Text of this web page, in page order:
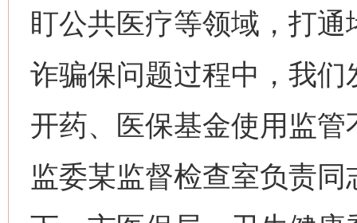
盯公共医疗等领域，打
诈骗保问题过程中，我
开药、医保基金使用监管
监委某监督检查室负责